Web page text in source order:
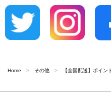
Home その他 【全国配送】ポイン